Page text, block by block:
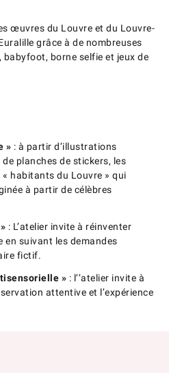
œuvres du Louvre et du Louvre-
grâce à de nombreuses
borne selfie et jeux de
» : à partir d’illustrations
planches de stickers, les
habitants du Louvre » qui
à partir de célèbres
: L’atelier invite à réinventer
suivant les demandes
fictif.
» : l’’atelier invite à
attentive et l’expérience